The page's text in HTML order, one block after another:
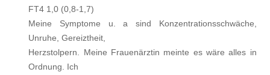
FT4 1,0 (0,8-1,7)
Meine Symptome u. a sind Konzentrationsschwäche,
Unruhe, Gereiztheit,
Herzstolpern. Meine Frauenärztin meinte es wäre alles in
Ordnung. Ich